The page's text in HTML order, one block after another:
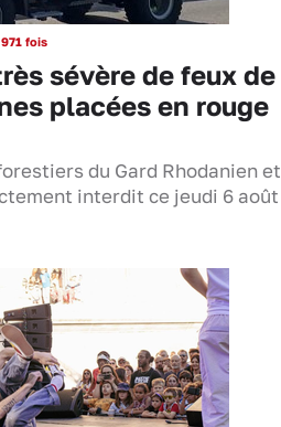
fois
sévère de feux de
placées en rouge
du Gard Rhodanien
interdit ce jeudi 6 août